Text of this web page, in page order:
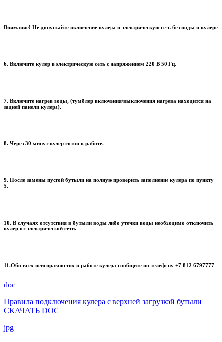
Внимание! Не допускайте включение кулера в электрическую сеть без воды в кулере
6. Включите кулер в электрическую сеть с напряжением 220 В 50 Гц.
7. Включите нагрев воды, (тумблер включения/выключения нагрева находится на
задней панели кулера).
8. Через 30 минут кулер готов к работе.
9. После замены пустой бутыли на полную проверить заполнение кулера по пункту
5.
10. В случаях отсутствия в бутыли воды либо утечки воды необходимо отключить
кулер от электрической сети.
11.Обо всех неисправностях в работе кулера сообщите по телефону +7 812 6797777
doc
Правила подключения кулера с верхней загрузкой бутыли
СКАЧАТЬ DOC
jpg